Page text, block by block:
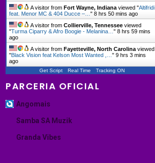
A visitor from Fort Wayne, Indiana viewed "Altifridi
feat. Menor MC & 404 Ducce –…"8 hrs 50 mins ago
A visitor fromCollierville, Tennessee viewed
"Turma Ciparry & Afro Boogie - Melanina…"8 hrs 59 mins
ago
A visitor from Fayetteville, North Carolina viewed
"Black Vision feat Kelson Most Wanted ,…"9 hrs 3 mins
ago
Get Script Real Time Tracking ON
PARCERIA OFICIAL
Angomais
Samba SA Muzik
Granda Vibes